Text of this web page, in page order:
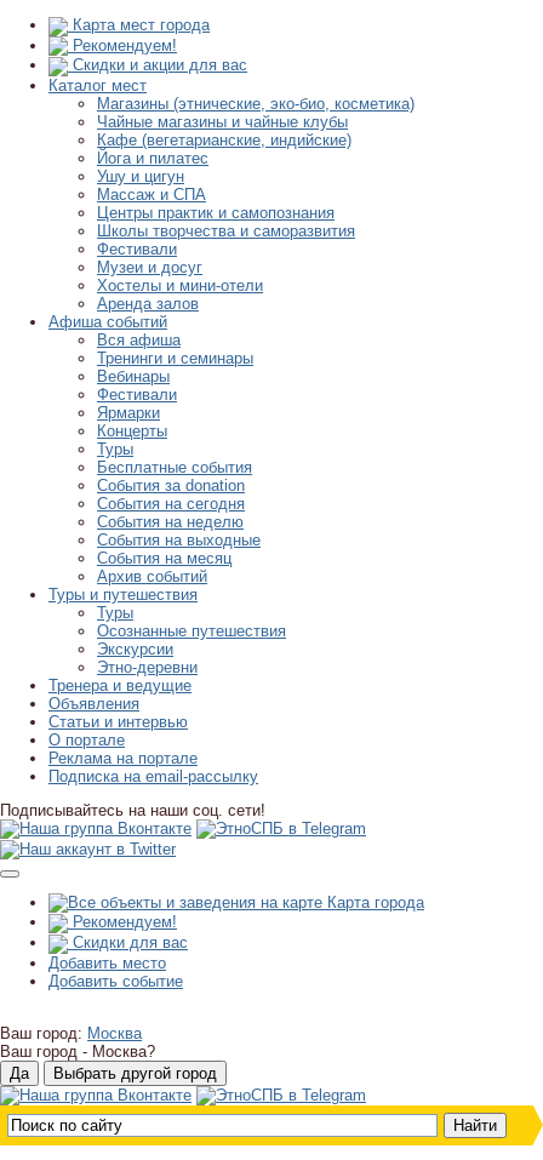
Карта мест города
Рекомендуем!
Скидки и акции для вас
Каталог мест
Магазины (этнические, эко-био, косметика)
Чайные магазины и чайные клубы
Кафе (вегетарианские, индийские)
Йога и пилатес
Ушу и цигун
Массаж и СПА
Центры практик и самопознания
Школы творчества и саморазвития
Фестивали
Музеи и досуг
Хостелы и мини-отели
Аренда залов
Афиша событий
Вся афиша
Тренинги и семинары
Вебинары
Фестивали
Ярмарки
Концерты
Туры
Бесплатные события
События за donation
События на сегодня
События на неделю
События на выходные
События на месяц
Архив событий
Туры и путешествия
Туры
Осознанные путешествия
Экскурсии
Этно-деревни
Тренера и ведущие
Объявления
Статьи и интервью
О портале
Реклама на портале
Подписка на email-рассылку
Подписывайтесь на наши соц. сети!
Карта города
Рекомендуем!
Скидки для вас
Добавить место
Добавить событие
Ваш город: Москва
Ваш город - Москва?